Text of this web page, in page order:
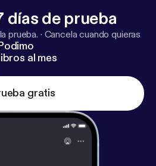
about our collection and use
días de prueba
prueba. · Cancela cuando quieras
al mes
gratis